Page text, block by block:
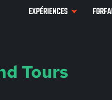
EXPÉRIENCES
Tours